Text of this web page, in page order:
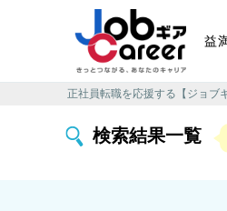
益
正社員転職を応援する【ジョブ
検索結果一覧